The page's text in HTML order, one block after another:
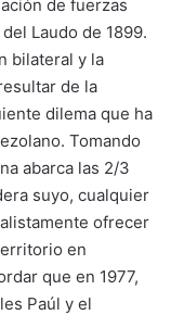
de fuerzas
Laudo de 1899.
bilateral y la
de la
dilema que ha
Tomando
abarca las 2/3
suyo, cualquier
ofrecer
en
que en 1977,
Paúl y el